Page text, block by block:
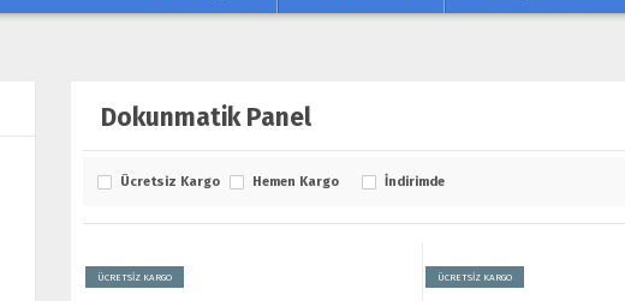
Dokunmatik Panel
Ücretsiz Kargo Hemen Kargo İndirimde
ÜCRETSİZ KARGO ÜCRETSİZ KARGO